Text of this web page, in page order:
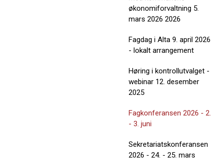
økonomiforvaltning 5.
mars 2026 2026
Fagdag i Alta 9. april 2026
- lokalt arrangement
Høring i kontrollutvalget -
webinar 12. desember
2025
Fagkonferansen 2026 - 2.
- 3. juni
Sekretariatskonferansen
2026 - 24. - 25. mars